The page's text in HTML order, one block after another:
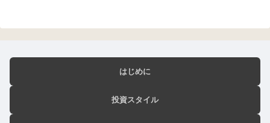
はじめに
投資スタイル